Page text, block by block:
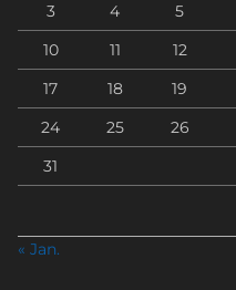
3
4 5
10
11 12
17
18 19
24
25 26
31
« Jan.